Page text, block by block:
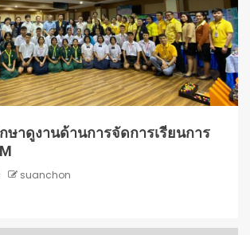
าดูงานด้านการจัดการเรียนการ
suanchon